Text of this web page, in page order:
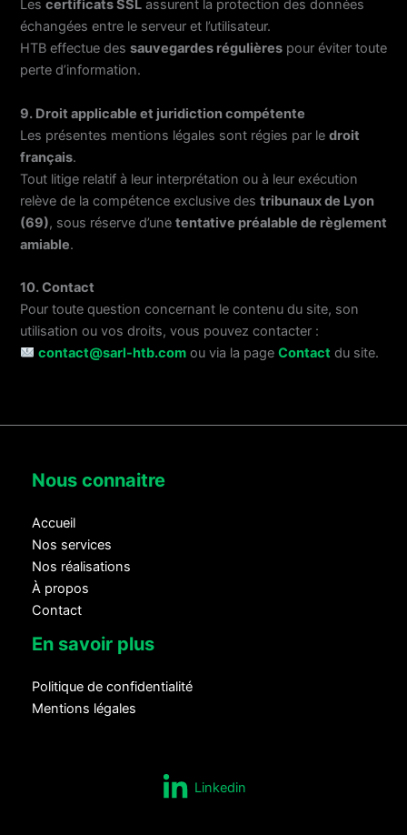
Les certificats SSLassurent la protection des données
échangées entre le serveur et l’utilisateur.
HTB effectue des sauvegardes régulièrespour éviter toute
perte d’information.
9. Droit applicable et juridiction compétente
Les présentes mentions légales sont régies par le droit
français.
Tout litige relatif à leur interprétation ou à leur exécution
relève de la compétence exclusive des tribunaux de Lyon
(69), sous réserve d’une tentative préalable de règlement
amiable.
10. Contact
Pour toute question concernant le contenu du site, son
utilisation ou vos droits, vous pouvez contacter :
contact@sarl-htb.com ou via la pageContact du site.
Nous connaitre
Accueil
Nos services
Nos réalisations
À propos
Contact
En savoir plus
Politique de confidentialité
Mentions légales
Linkedin